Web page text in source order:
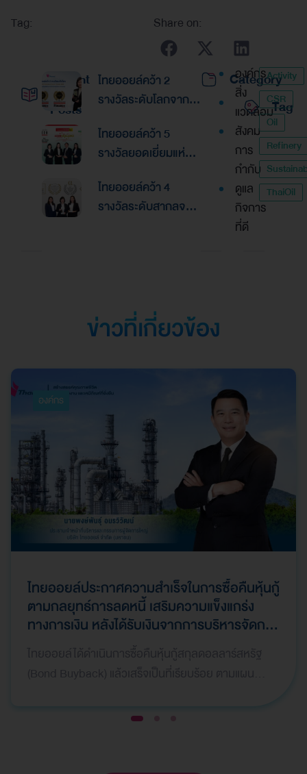
Tag:
Share on:
Recent
Posts
ไทยออยล์คว้า 2
รางวัลระดับโลกจาก
Finance Awards
2026ตอกย้ำความเป็น
เลิศด้านการบริหาร
การเงินและการระดม
ทุน
ไทยออยล์คว้า 5
รางวัลยอดเยี่ยมแห่ง
รางวัล “Asian
Excellence Award
ไทยออยล์คว้า 4
รางวัลระดับสากลจาก
Category
องค์กร
สิ่ง
แวดล้อม
สังคม
การ
กำกับ
ดูแล
กิจการ
ที่ดี
Tag
Activity
CSR
Oil
Refinery
ThaiOil
ข่าวที่เกี่ยวข้อง
องค์กร
ไทยออยล์ประกาศความสำเร็จในการซื้อคืนหุ้นกู้
ตามกลยุทธ์การลดหนี้ เสริมความแข็งแกร่ง
ทางการเงิน หลังได้รับเงินจากการบริหารจัดการ